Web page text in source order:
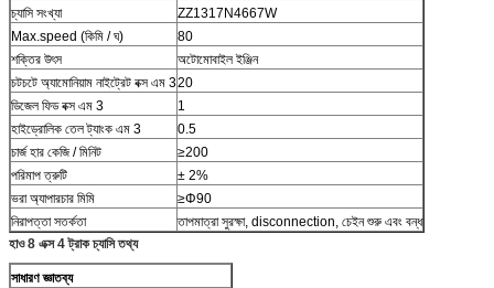
চ্যাসি সংখ্যা
ZZ1317N4667W
Max.speed (কিমি / ঘ)
80
শক্তির উৎস
অটোমোবাইল ইঞ্জিন
চটচটে অ্যামোনিয়াম নাইট্রেট বক্স এম 320
ডিজেল ফিড বক্স এম 3
1
হাইড্রোলিক তেল ট্যাংক এম 3
0.5
চার্জ হার কেজি / মিনিট
≥200
পরিমাপ ত্রুটি
± 2%
ভরা অ্যাপারচার মিমি
≥Φ90
নিরাপত্তা সতর্কতা
তাপমাত্রা সুরক্ষা, disconnection, চেইন শুরু এবং বন্ধ
হাও 8 এক্স 4 ট্রাক চ্যাসি তথ্য
সাধারণ জ্ঞাতব্য